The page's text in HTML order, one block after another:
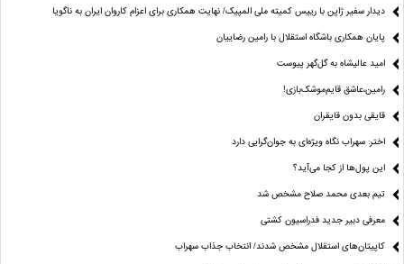
دیدار سفیر ژاپن با رییس کمیته ملی المپیک/ نهایت همکاری برای اعزام کاروان ایران به ناگویا
پایان همکاری باشگاه استقلال با رامین رضاییان
امید عالیشاه به گل‌گهر پیوست
رامین،عاشق قایم‌موشک‌بازی!
قایقی بدون قایقران
اختر: سهراب نگاه ویژه‌ای به جوان‌گرایی دارد
این پول‌ها از کجا می‌آید؟
تیم بعدی محمد صلاح مشخص شد
معرفی دبیر جدید فدراسیون کشتی
کاپیتان‌های استقلال مشخص شدند/ انتخاب جذاب سهراب